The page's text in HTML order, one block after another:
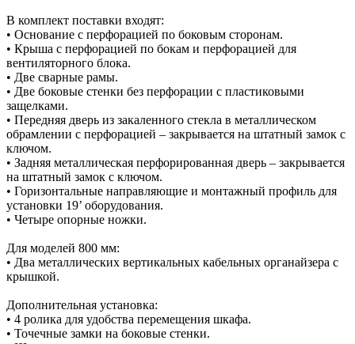
В комплект поставки входят:
• Основание с перфорацией по боковым сторонам.
• Крыша с перфорацией по бокам и перфорацией для
вентиляторного блока.
• Две сварные рамы.
• Две боковые стенки без перфорации с пластиковыми
защелками.
• Передняя дверь из закаленного стекла в металлическом
обрамлении с перфорацией – закрывается на штатный замок с
ключом.
• Задняя металлическая перфорированная дверь – закрывается
на штатный замок с ключом.
• Горизонтальные направляющие и монтажный профиль для
установки 19’ оборудования.
• Четыре опорные ножки.
Для моделей 800 мм:
• Два металлических вертикальных кабельных органайзера с
крышкой.
Дополнительная установка:
• 4 ролика для удобства перемещения шкафа.
• Точечные замки на боковые стенки.